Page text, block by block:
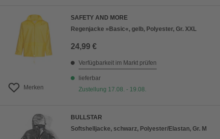
Merken
SAFETY AND MORE
Regenjacke »Basic«, gelb, Polyester, Gr. XXL
24,99 €
Verfügbarkeit im Markt prüfen
lieferbar
Zustellung 17.08. - 19.08.
BULLSTAR
Softshelljacke, schwarz, Polyester/Elastan, Gr. M